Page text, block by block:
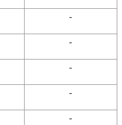
-
-
-
-
-